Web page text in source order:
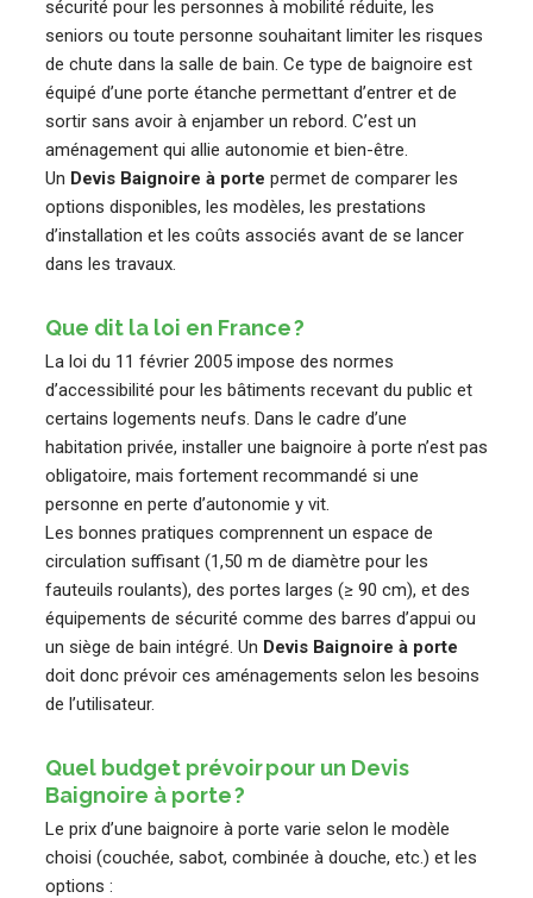
sécurité pour les personnes à mobilité réduite, les
seniors ou toute personne souhaitant limiter les risques
de chute dans la salle de bain. Ce type de baignoire est
équipé d’une porte étanche permettant d’entrer et de
sortir sans avoir à enjamber un rebord. C’est un
aménagement qui allie autonomie et bien-être.
Un Devis Baignoire à porte permet de comparer les
options disponibles, les modèles, les prestations
d’installation et les coûts associés avant de se lancer
dans les travaux.
Que dit la loi en France ?
La loi du 11 février 2005 impose des normes
d’accessibilité pour les bâtiments recevant du public et
certains logements neufs. Dans le cadre d’une
habitation privée, installer une baignoire à porte n’est pas
obligatoire, mais fortement recommandé si une
personne en perte d’autonomie y vit.
Les bonnes pratiques comprennent un espace de
circulation suffisant (1,50 m de diamètre pour les
fauteuils roulants), des portes larges (≥ 90 cm), et des
équipements de sécurité comme des barres d’appui ou
un siège de bain intégré. Un Devis Baignoire à porte
doit donc prévoir ces aménagements selon les besoins
de l’utilisateur.
Quel budget prévoir pour un Devis
Baignoire à porte ?
Le prix d’une baignoire à porte varie selon le modèle
choisi (couchée, sabot, combinée à douche, etc.) et les
options :